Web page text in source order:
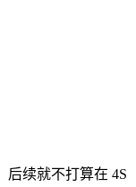
后续就不打算在 4S